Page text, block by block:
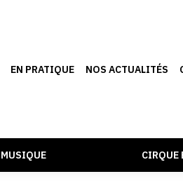
EN PRATIQUE NOS ACTUALITÉS
MUSIQUE CIRQUE